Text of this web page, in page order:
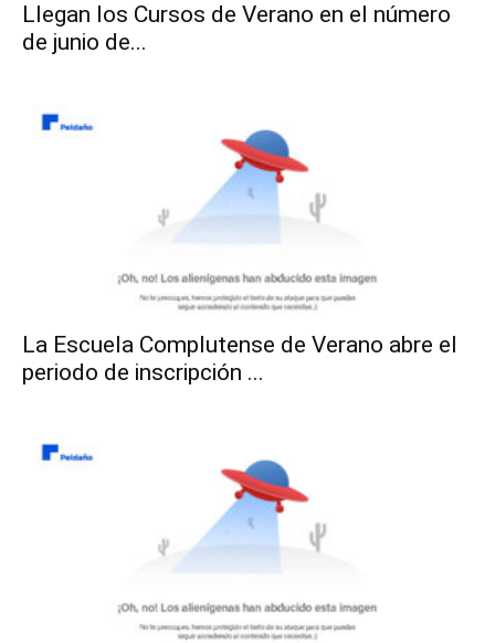
Llegan los Cursos de Verano en el número
de junio de...
La Escuela Complutense de Verano abre el
periodo de inscripción ...